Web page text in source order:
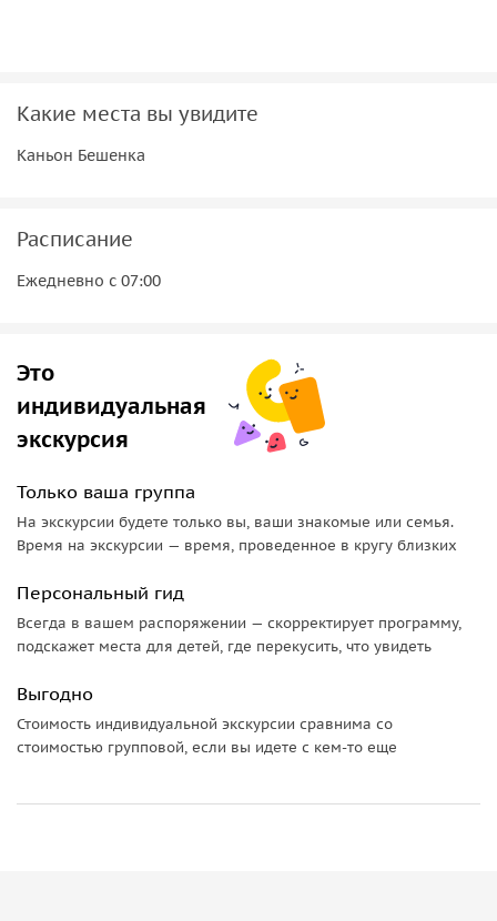
Какие места вы увидите
Каньон Бешенка
Расписание
Ежедневно с 07:00
Это
индивидуальная
экскурсия
Только ваша группа
На экскурсии будете только вы, ваши знакомые или семья.
Время на экскурсии — время, проведенное в кругу близких
Персональный гид
Всегда в вашем распоряжении — скорректирует программу,
подскажет места для детей, где перекусить, что увидеть
Выгодно
Стоимость индивидуальной экскурсии сравнима со
стоимостью групповой, если вы идете с кем-то еще